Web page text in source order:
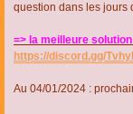
question dans les jours
=> la meilleure
https://discord.gg/
Au 04/01/2024 :